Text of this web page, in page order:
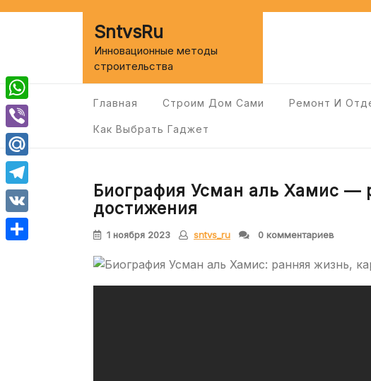
SntvsRu
Инновационные методы
строительства
Главная Строим Дом Сами Ремонт И
Как Выбрать Гаджет
Биография Усман аль Хамис —
достижения
1 ноября 2023 sntvs_ru 0 комментариев
WhatsApp
Viber
Mail.Ru
Telegram
VK